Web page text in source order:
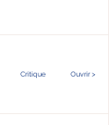
Critique Ouvrir >